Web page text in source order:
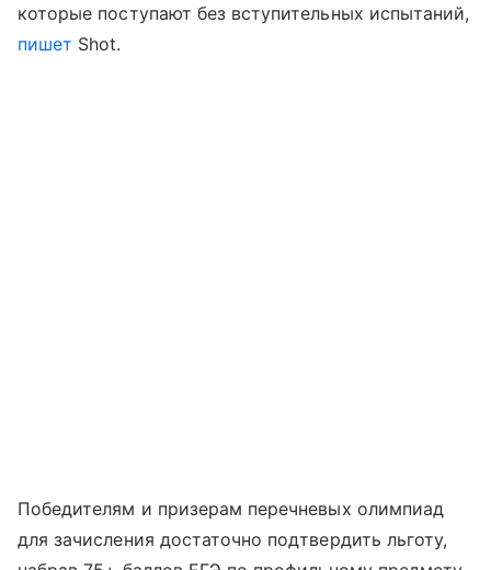
которые поступают без вступительных испытаний,
пишет Shot.
Победителям и призерам перечневых олимпиад
для зачисления достаточно подтвердить льготу,